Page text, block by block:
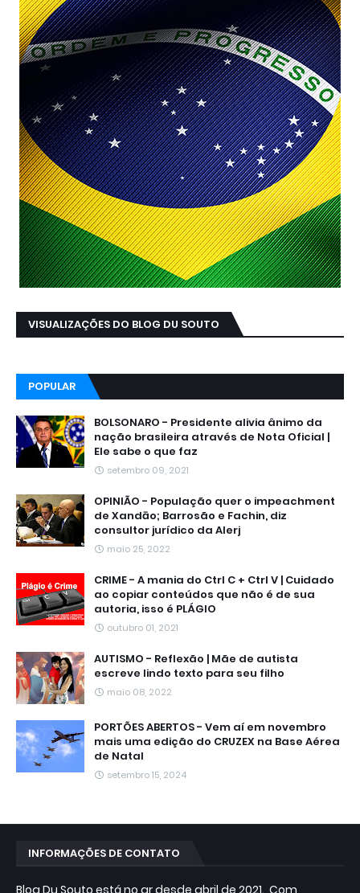
VISUALIZAÇÕES DO BLOG DU SOUTO
POPULAR
BOLSONARO - Presidente alivia ânimo da
nação brasileira através de Nota Oficial |
Ele sabe o que faz
setembro 09, 2021
OPINIÃO - População quer o impeachment
de Xandāo; Barrosão e Fachin, diz
consultor jurídico da Alerj
maio 25, 2022
CRIME - A mania do Ctrl C + Ctrl V | Cuidado
ao copiar conteúdos que não é de sua
autoria, isso é PLÁGIO
outubro 01, 2021
AUTISMO - Reflexão | Mãe de autista
escreve lindo texto para seu filho
maio 08, 2022
PORTÕES ABERTOS - Vem aí em novembro
mais uma edição do CRUZEX na Base Aérea
de Natal
setembro 15, 2024
INFORMAÇÕES DE CONTATO
Blog Du Souto está no ar desde abril de 2021. Com